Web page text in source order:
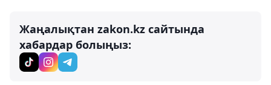
Жаңалықтан zakon.kz сайтында
хабардар болыңыз: